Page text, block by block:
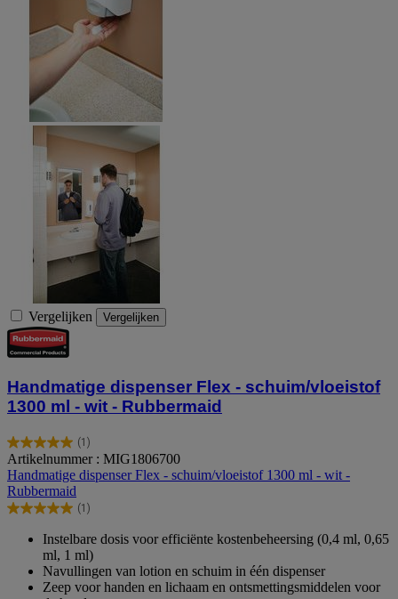
Vergelijken Vergelijken
Handmatige dispenser Flex - schuim/vloeistof
1300 ml - wit - Rubbermaid
(1)
5.0
van
de
5
sterren.
beoordeling
Artikelnummer : MIG1806700
Handmatige dispenser Flex - schuim/vloeistof 1300 ml - wit -
Rubbermaid
(1)
5.0
sterren.
Instelbare dosis voor efficiënte kostenbeheersing (0,4 ml, 0,65
ml, 1 ml)
Navullingen van lotion en schuim in één dispenser
Zeep voor handen en lichaam en ontsmettingsmiddelen voor